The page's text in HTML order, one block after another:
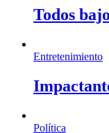
Todos
Entretenimiento
Política